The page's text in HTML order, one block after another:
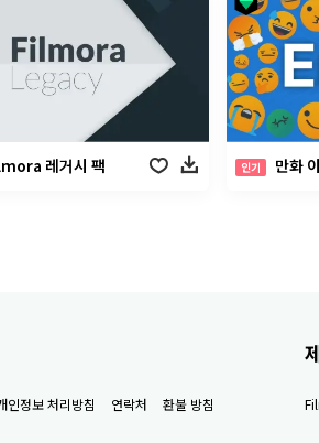
레거시 팩 인기 만화
인정보 처리방침 연락처 환불 방침